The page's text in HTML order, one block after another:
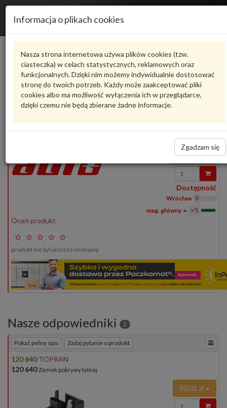
Informacja o plikach cookies
Nasza strona internetowa używa plików cookies (tzw.
ciasteczka) w celach statystycznych, reklamowych oraz
funkcjonalnych. Dzięki nim możemy indywidualnie dostosować
stronę do twoich potrzeb. Każdy może zaakceptować pliki
cookies albo ma możliwość wyłączenia ich w przeglądarce,
dzięki czemu nie będą zbierane żadne informacje.
Zgadzam się
Producent Dostępne Cena
Produkty
Pokaż pełny opis Zadaj pytanie o produkt
331,14 zł
Wprowadź
ilość
Dostępność
Wrocław 0
>5
Oceń produkt
produkt nie był jeszcze oceniany
Nasze odpowiedniki 2
Pokaż pełny opis Zadaj pytanie o produkt
120 640 TOPRAN
120 640 Zamek pokrywy tylnej
80,02 zł
Wprowadź